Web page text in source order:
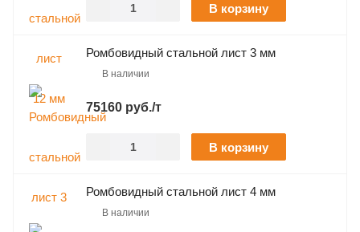
В корзину
Ромбовидный стальной лист 3 мм
В наличии
75160 руб./т
В корзину
Ромбовидный стальной лист 4 мм
В наличии